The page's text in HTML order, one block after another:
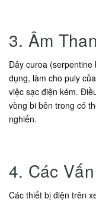
3. Âm
Dây curoa
dụng, làm cho puly
việc sạc điện kém.
vòng bi bên trong có
nghiến.
4. Các
Các thiết bị điện trên